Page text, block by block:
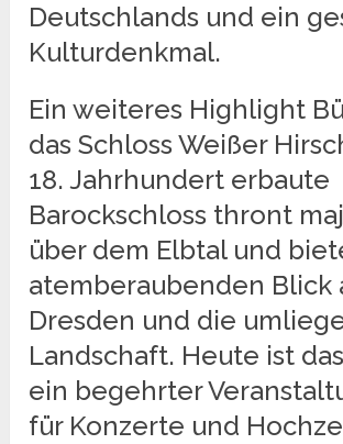
Deutschlands und ein
Kulturdenkmal.
Ein weiteres Highlight
das Schloss Weißer
18. Jahrhundert erbaute
Barockschloss thront
über dem Elbtal und
atemberaubenden Blick
Dresden und die
Landschaft. Heute ist
ein begehrter
für Konzerte und